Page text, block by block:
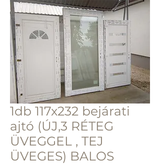
1db 117x232 bejárati
ajtó (ÚJ,3 RÉTEG
ÜVEGGEL , TEJ
ÜVEGES) BALOS